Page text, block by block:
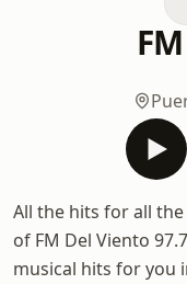
All the hits for all
of FM Del Viento
musical hits for you